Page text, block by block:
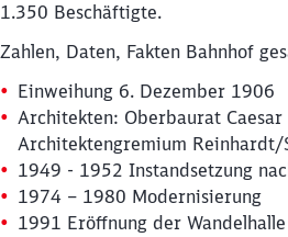
1.350 Beschäftigte.
Zahlen, Daten, Fakten Bahnhof
Einweihung 6. Dezember 1906
Architekten: Oberbaurat Caesar
Architektengremium Reinhardt/
1949 - 1952 Instandsetzung
1974 – 1980 Modernisierung
1991 Eröffnung der Wandelhalle